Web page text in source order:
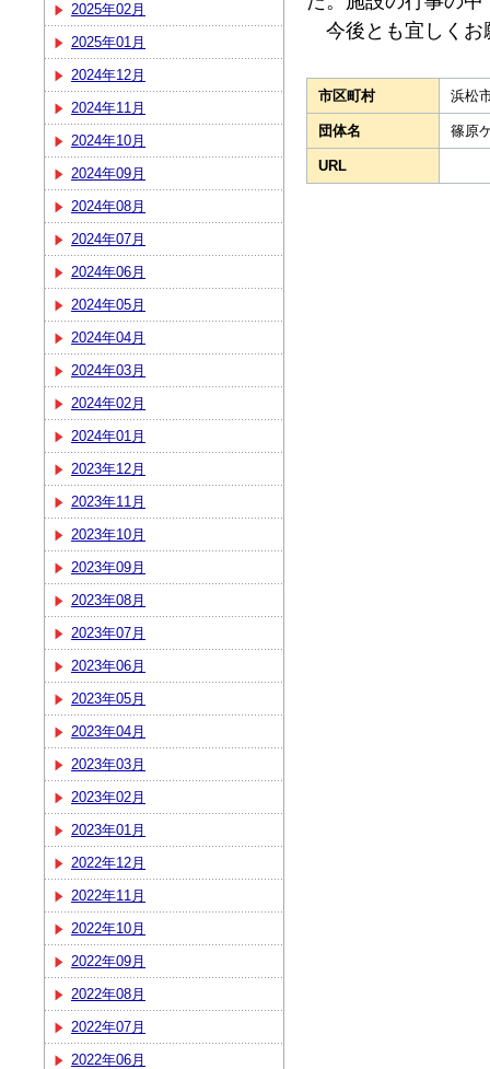
2025年02月
2025年01月
2024年12月
2024年11月
2024年10月
2024年09月
2024年08月
2024年07月
2024年06月
2024年05月
2024年04月
2024年03月
2024年02月
2024年01月
2023年12月
2023年11月
2023年10月
2023年09月
2023年08月
2023年07月
2023年06月
2023年05月
2023年04月
2023年03月
2023年02月
2023年01月
2022年12月
2022年11月
2022年10月
2022年09月
2022年08月
2022年07月
2022年06月
今後とも宜しくお
市区町村 浜松
団体名 篠原
URL